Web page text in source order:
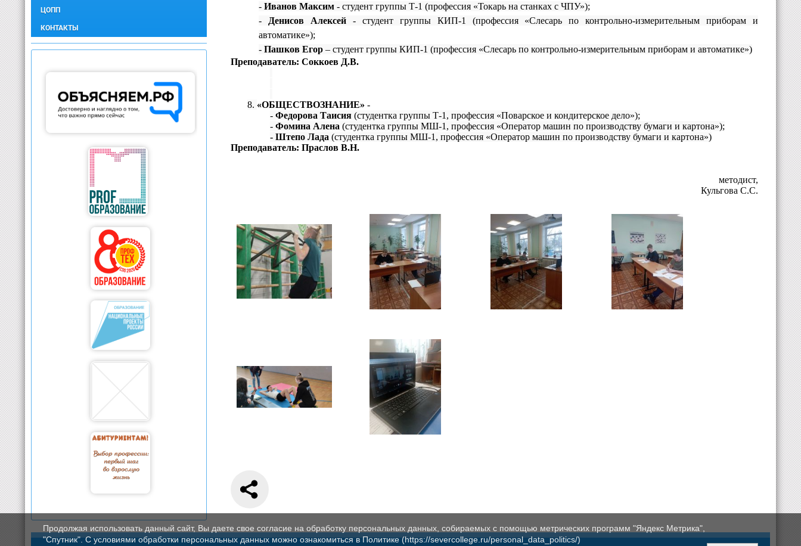
ЦОПП
КОНТАКТЫ
-Иванов Максим - студент группы Т-1 (профессия «Токарь на станках с ЧПУ»);
-
Денисов Алексей - студент группы КИП-1 (профессия «Слесарь по контрольно-измерительным приборам и
автоматике»);
-Пашков Егор – студент группы КИП-1 (профессия «Слесарь по контрольно-измерительным приборам и автоматике»)
Преподаватель: Соккоев Д.В.
8. «ОБЩЕСТВОЗНАНИЕ» -
-Федорова Таисия (студентка группы Т-1, профессия «Поварское и кондитерское дело»);
-Фомина Алена(студентка группы МШ-1, профессия «Оператор машин по производству бумаги и картона»);
- Штепо Лада (студентка группы МШ-1, профессия «Оператор машин по производству бумаги и картона»)
Преподаватель: Праслов В.Н.
методист,
Кульгова С.С.
Продолжая использовать данный сайт, Вы даете свое согласие на обработку персональных данных, собираемых с помощью метрических программ "Яндекс Метрика",
"Спутник". С условиями обработки персональных данных можно ознакомиться в Политике (https://severcollege.ru/personal_data_politics/)